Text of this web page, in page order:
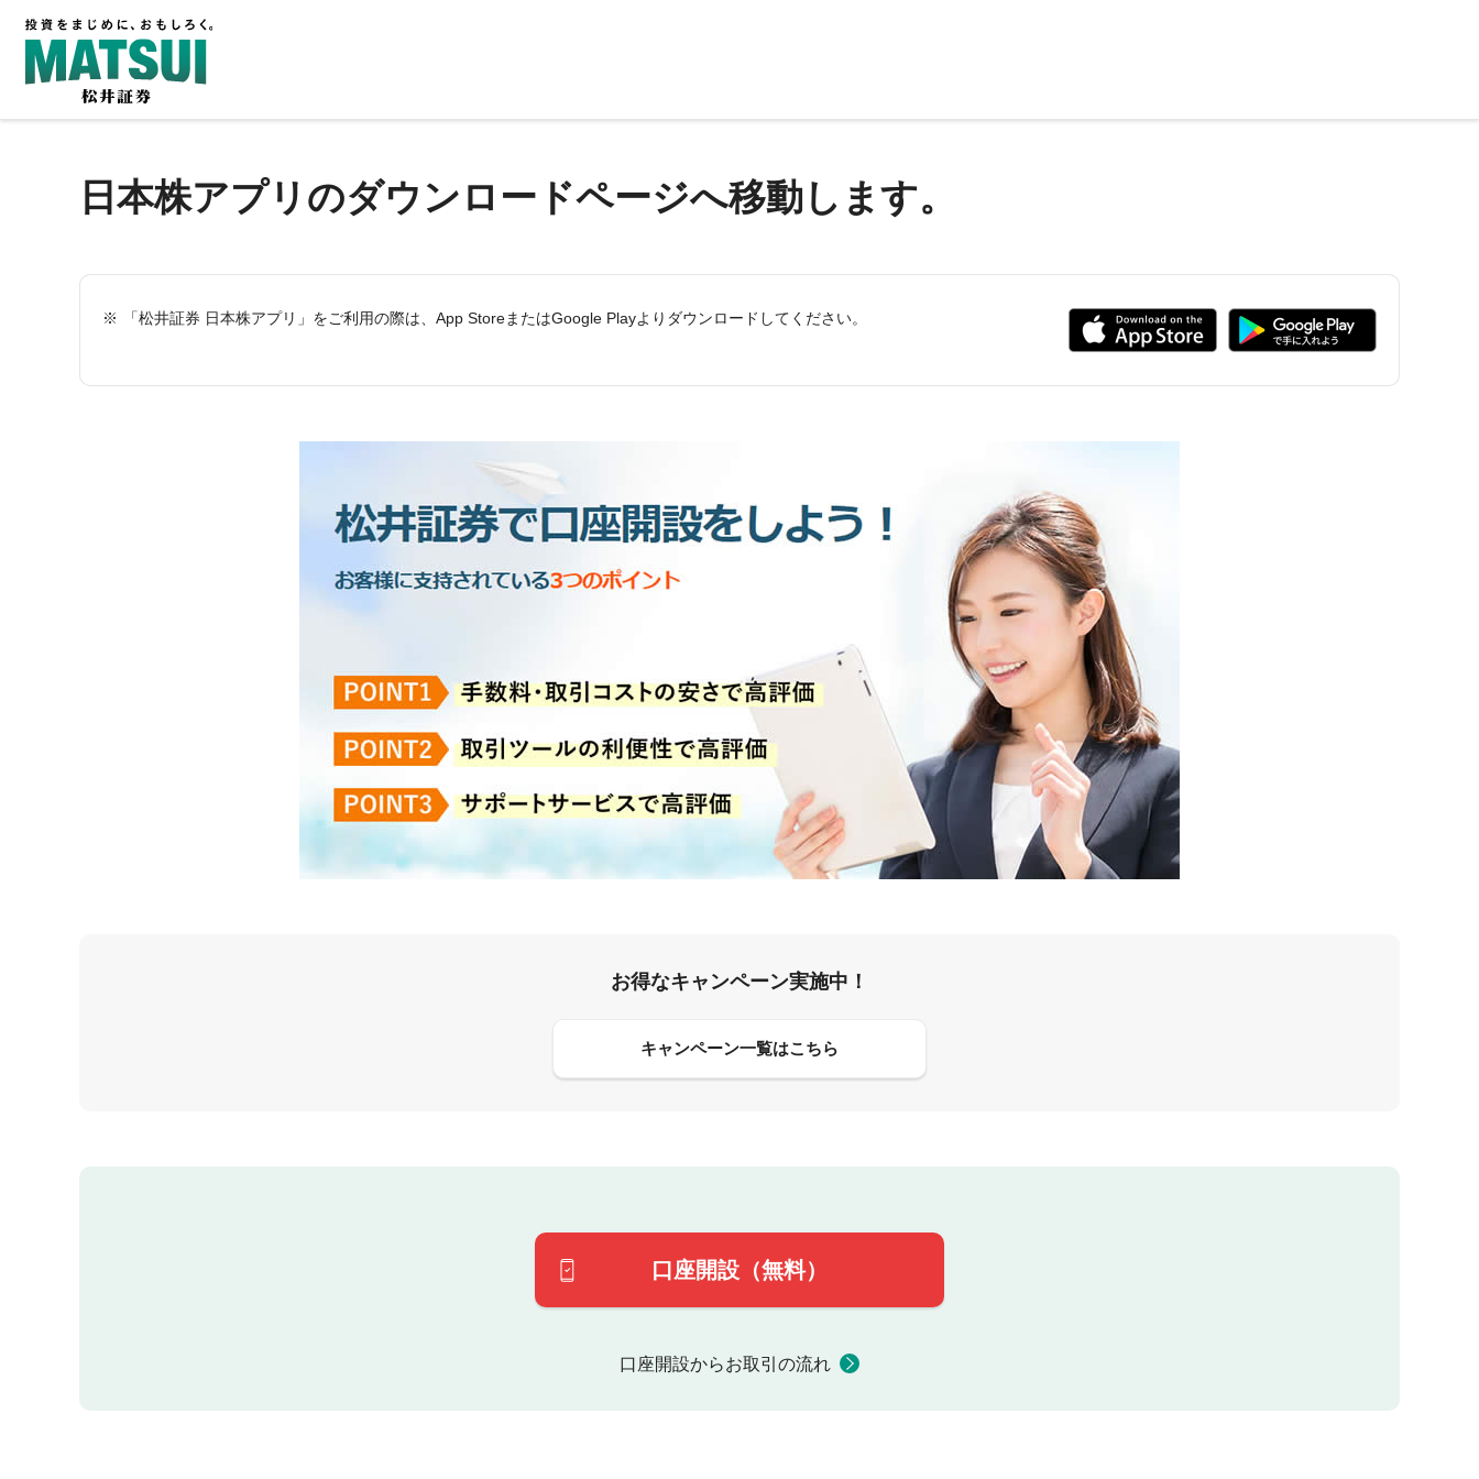
日本株アプリのダウンロードページへ移動します。
「松井証券 日本株アプリ」をご利用の際は、App StoreまたはGoogle Playよりダウンロードしてください。
お得なキャンペーン実施中！
キャンペーン一覧はこちら
口座開設（無料）
口座開設からお取引の流れ